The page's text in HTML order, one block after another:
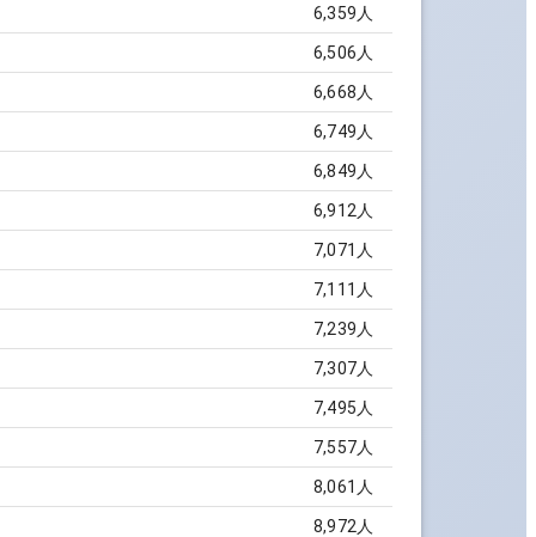
6,359 人
6,506 人
6,668 人
6,749 人
6,849 人
6,912 人
7,071 人
7,111 人
7,239 人
7,307人
7,495 人
7,557人
8,061 人
8,972 人